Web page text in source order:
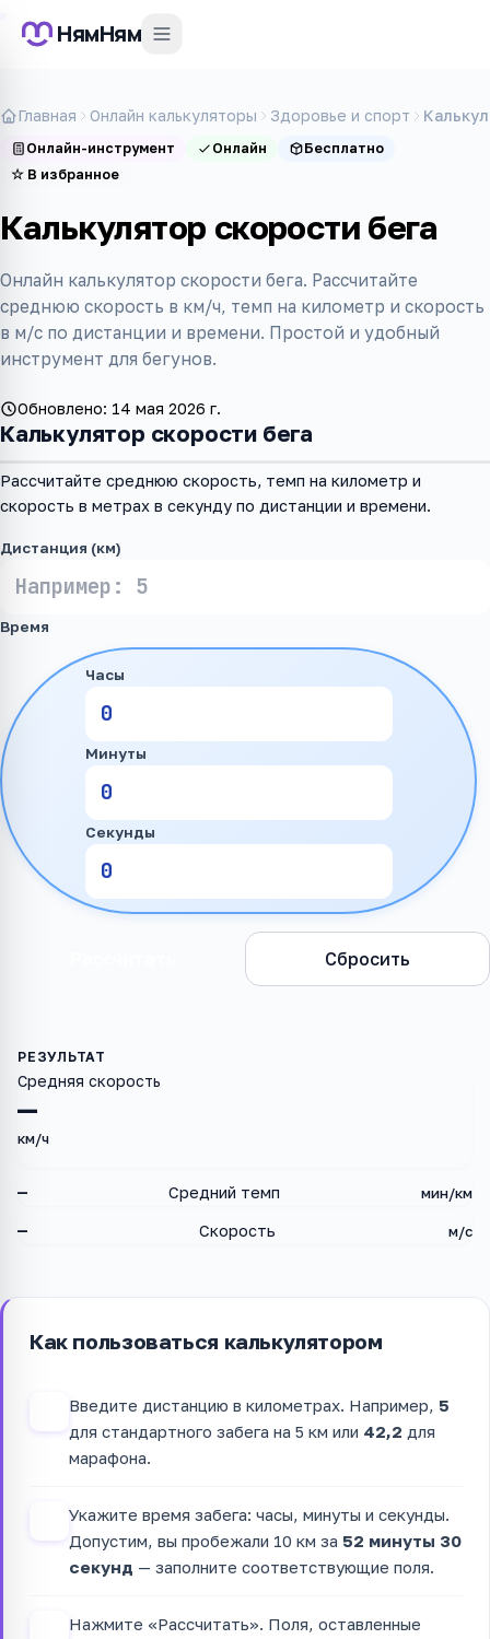
НямНям
Главная Онлайн калькуляторы Здоровье и спорт
Онлайн-инструмент Онлайн
Бесплатно
☆ В избранное
Калькулятор скорости бега
Онлайн калькулятор скорости бега. Рассчитайте
среднюю скорость в км/ч, темп на километр и скорость
в м/с по дистанции и времени. Простой и удобный
инструмент для бегунов.
Обновлено: 14 мая 2026 г.
Калькулятор скорости бега
Рассчитайте среднюю скорость, темп на километр и
скорость в метрах в секунду по дистанции и времени.
Дистанция (км)
Время
Часы
Минуты
Секунды
Сбросить
—
Средняя скорость
км/ч
— Средний темп мин/км
— Скорость м/с
Как пользоваться калькулятором
Введите дистанцию в километрах. Например, 5
для стандартного забега на 5 км или 42,2 для
марафона.
Укажите время забега: часы, минуты и секунды.
Допустим, вы пробежали 10 км за 52 минуты 30
секунд — заполните соответствующие поля.
Нажмите «Рассчитать». Поля, оставленные